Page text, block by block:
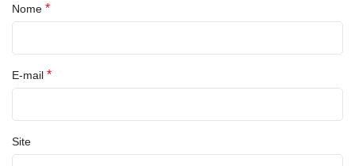
Nome *
E-mail *
Site